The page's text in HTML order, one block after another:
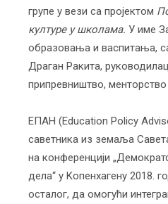
групе у вези са пројектом
културе у школама. У име
образовања и васпитања,
Драган Ракита,
припревништво,
ЕПАН (Education Policy
саветника из земаља
на конференцији
дела“ у Kопенхагену 2018.
осталог, да омогући